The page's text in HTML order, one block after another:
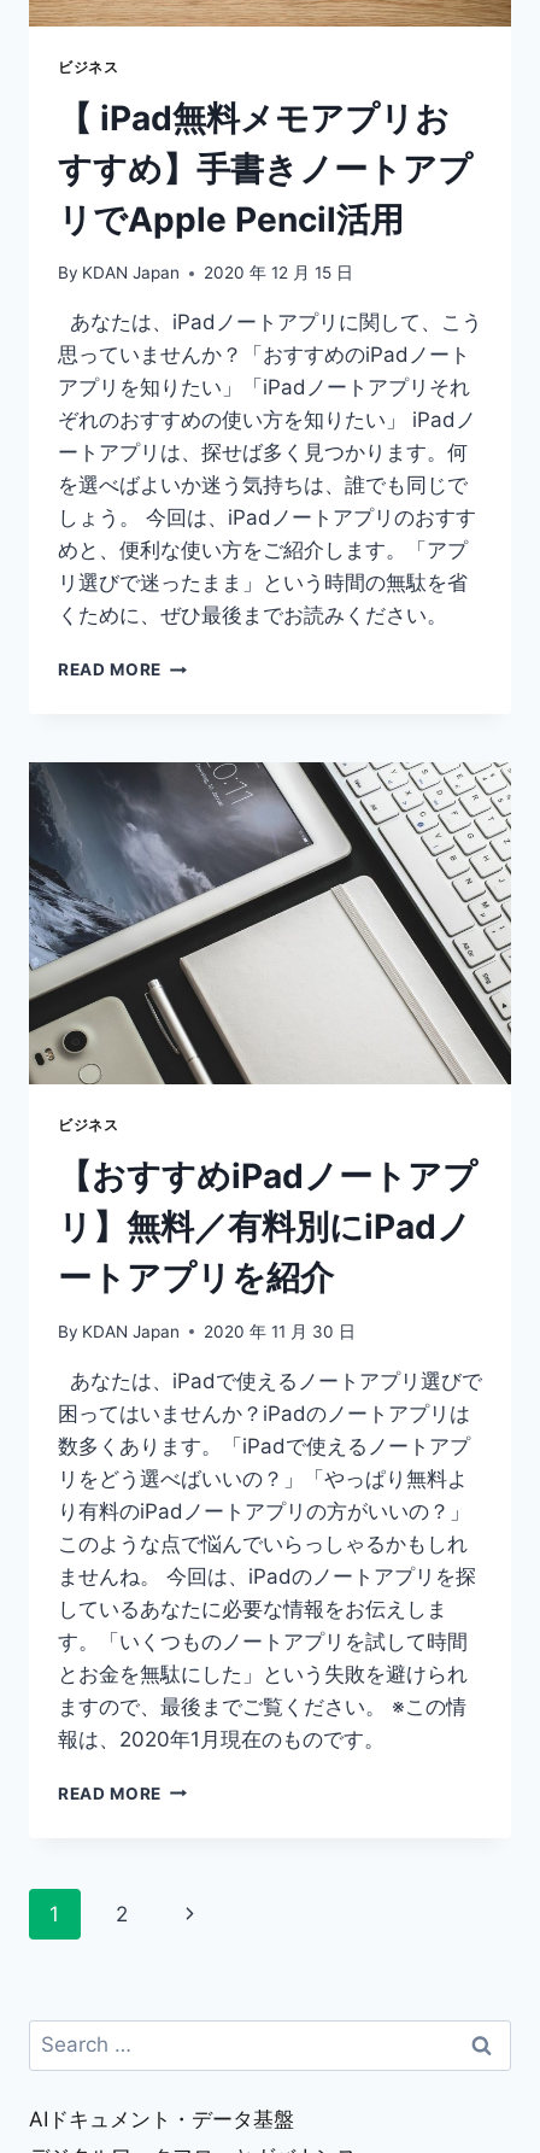
は
す
す
め
の
ノ
ー
ト
プ
ビジネス
【 iPad無料メモアプリお
すすめ】手書きノートアプ
リでApple Pencil活用
By KDAN Japan 2020 年 12 月 15 日
あなたは、iPadノートアプリに関して、こう
思っていませんか？「おすすめのiPadノート
アプリを知りたい」「iPadノートアプリそれ
ぞれのおすすめの使い方を知りたい」 iPadノ
ートアプリは、探せば多く見つかります。何
を選べばよいか迷う気持ちは、誰でも同じで
しょう。 今回は、iPadノートアプリのおすす
めと、便利な使い方をご紹介します。「アプ
リ選びで迷ったまま」という時間の無駄を省
くために、ぜひ最後までお読みください。
READ MORE 【
メ
プ
リ
お
す
す
め】
手
書
き
プ
リ
で
APPLE
PENCIL
活
ビジネス
【おすすめiPadノートアプ
リ】無料／有料別にiPadノ
ートアプリを紹介
By KDAN Japan 2020 年 11 月 30 日
あなたは、iPadで使えるノートアプリ選びで
困ってはいませんか？iPadのノートアプリは
数多くあります。「iPadで使えるノートアプ
リをどう選べばいいの？」「やっぱり無料よ
り有料のiPadノートアプリの方がいいの？」
このような点で悩んでいらっしゃるかもしれ
ませんね。 今回は、iPadのノートアプリを探
しているあなたに必要な情報をお伝えしま
す。「いくつものノートアプリを試して時間
とお金を無駄にした」という失敗を避けられ
ますので、最後までご覧ください。 ※この情
報は、2020年1月現在のものです。
READ MORE 【お
無
／
Page
1 2
Next
Search
for:
AIドキュメント・データ基盤